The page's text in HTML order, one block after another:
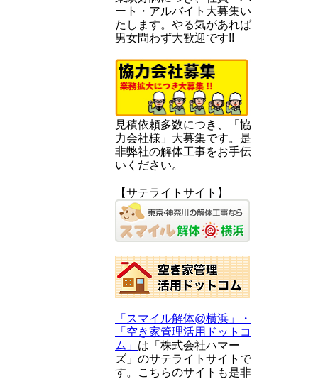
ート・アルバイト大募集い
たします。やる気があれば
男女問わず大歓迎です!!
見積依頼多数につき、「協
力会社様」大募集です。是
非弊社の解体工事をお手伝
いください。
【サテライトサイト】
「スマイル解体@横浜」・
「空き家管理活用ドットコ
ム」 は「株式会社ハマー
ズ」のサテライトサイトで
す。こちらのサイトも是非